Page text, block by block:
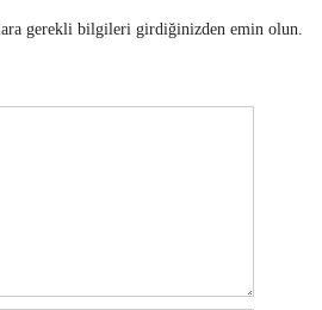
gerekli bilgileri girdiğinizden emin olun.